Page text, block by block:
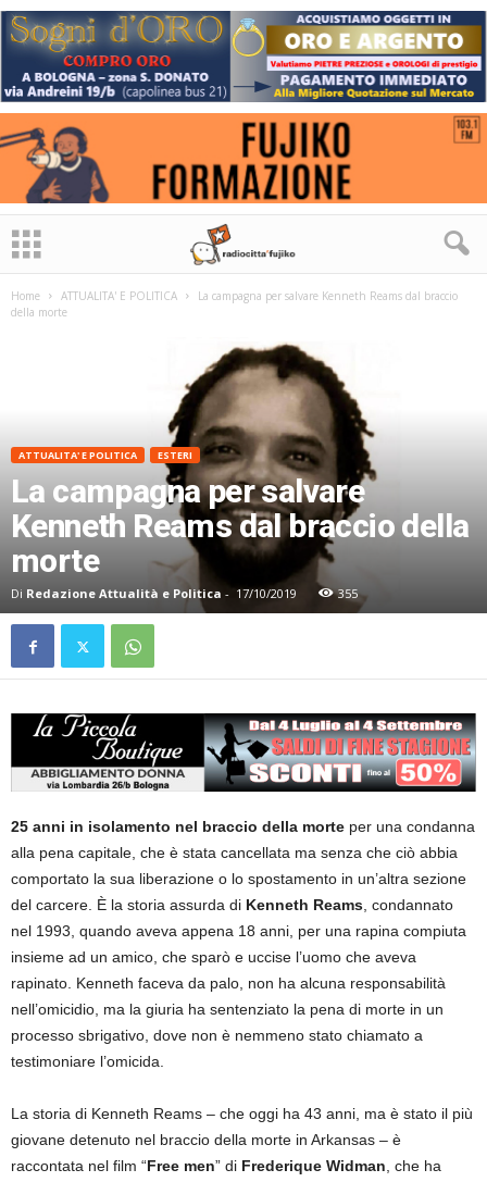
Home ATTUALITA' E POLITICA
La campagna per salvare Kenneth Reams dal braccio
della morte
ATTUALITA' E POLITICA ESTERI
La campagna per salvare
Kenneth Reams dal braccio della
morte
Di Redazione Attualità e Politica - 17/10/2019 355
25 anni in isolamento nel braccio della morte per una condanna
alla pena capitale, che è stata cancellata ma senza che ciò abbia
comportato la sua liberazione o lo spostamento in un’altra sezione
del carcere. È la storia assurda di Kenneth Reams, condannato
nel 1993, quando aveva appena 18 anni, per una rapina compiuta
insieme ad un amico, che sparò e uccise l’uomo che aveva
rapinato. Kenneth faceva da palo, non ha alcuna responsabilità
nell’omicidio, ma la giuria ha sentenziato la pena di morte in un
processo sbrigativo, dove non è nemmeno stato chiamato a
testimoniare l’omicida.
La storia di Kenneth Reams – che oggi ha 43 anni, ma è stato il più
giovane detenuto nel braccio della morte in Arkansas – è
raccontata nel film “Free men” di Frederique Widman, che ha